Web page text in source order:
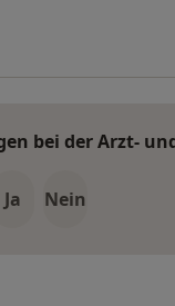
bei der Arzt-
Ja Nein